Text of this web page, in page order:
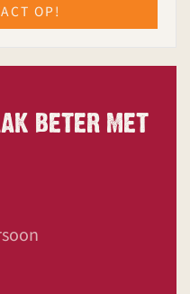
OP!
BETER MET